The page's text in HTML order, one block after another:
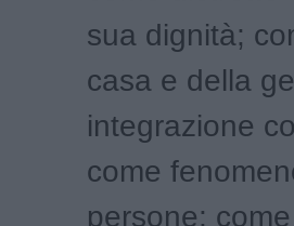
sua dignità;
casa e della
integrazione
come
persone;